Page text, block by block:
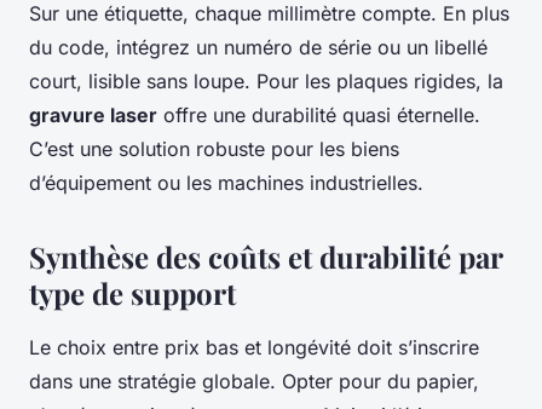
Sur une étiquette, chaque millimètre compte. En plus
du code, intégrez un numéro de série ou un libellé
court, lisible sans loupe. Pour les plaques rigides, la
gravure laser offre une durabilité quasi éternelle.
C’est une solution robuste pour les biens
d’équipement ou les machines industrielles.
Synthèse des coûts et durabilité par
type de support
Le choix entre prix bas et longévité doit s’inscrire
dans une stratégie globale. Opter pour du papier,